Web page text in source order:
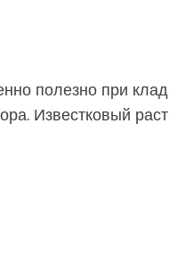
полезно при
Известковый